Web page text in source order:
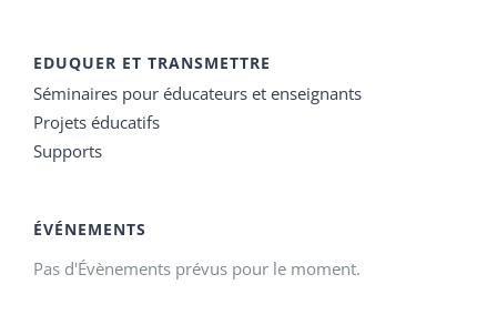
EDUQUER ET TRANSMETTRE
Séminaires pour éducateurs et enseignants
Projets éducatifs
Supports
ÉVÉNEMENTS
Pas d'Évènements prévus pour le moment.